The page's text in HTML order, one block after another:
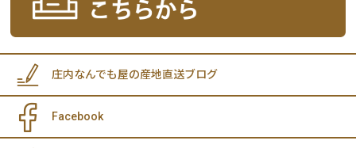
庄内なんでも屋の産地直送ブログ
Facebook